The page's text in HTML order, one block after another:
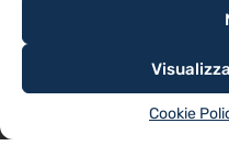
Cookie